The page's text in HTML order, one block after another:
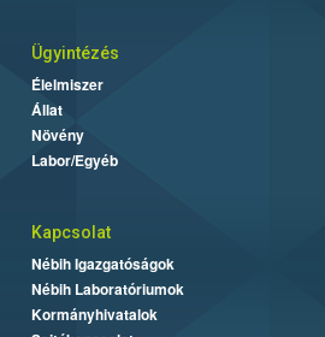
Ügyintézés
Élelmiszer
Állat
Növény
Labor/Egyéb
Kapcsolat
Nébih Igazgatóságok
Nébih Laboratóriumok
Kormányhivatalok